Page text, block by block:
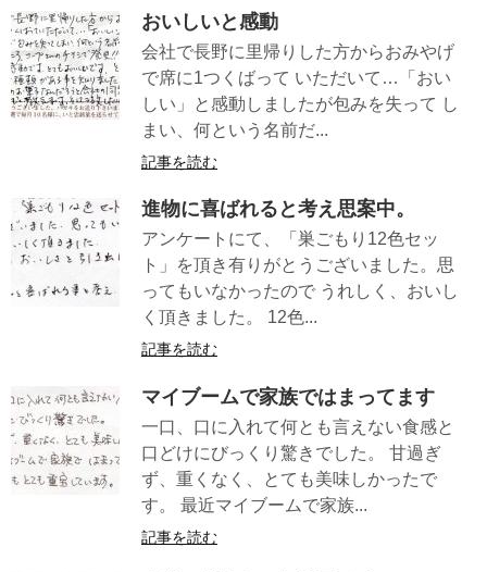
おいしいと感動
会社で長野に里帰りした方からおみやげ
で席に1つくばって いただいて…「おい
しい」と感動しましたが包みを失って し
まい、何という名前だ...
記事を読む
進物に喜ばれると考え思案中。
アンケートにて、「巣ごもり12色セッ
ト」を頂き有りがとうございました。思
ってもいなかったので うれしく、おいし
く頂きました。 12色...
記事を読む
マイブームで家族ではまってます
一口、口に入れて何とも言えない食感と
口どけにびっくり驚きでした。 甘過ぎ
ず、重くなく、とても美味しかったで
す。 最近マイブームで家族...
記事を読む